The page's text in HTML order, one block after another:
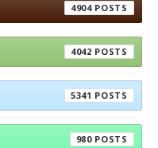
4904
4042
5341
980